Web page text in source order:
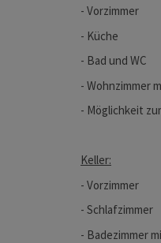
- Vorzimmer
- Küche
- Bad und WC
- Wohnzimmer
- Möglichkeit
Keller:
- Vorzimmer
- Schlafzimmer
- Badezimmer